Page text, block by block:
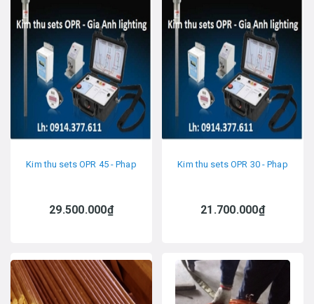
Kim thu sets OPR 45 - Phap
29.500.000₫
Kim thu sets OPR 30 - Phap
21.700.000₫